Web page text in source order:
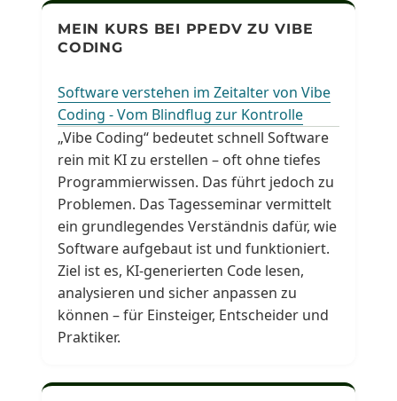
MEIN KURS BEI PPEDV ZU VIBE
CODING
Software verstehen im Zeitalter von Vibe
Coding - Vom Blindflug zur Kontrolle
„Vibe Coding“ bedeutet schnell Software
rein mit KI zu erstellen – oft ohne tiefes
Programmierwissen. Das führt jedoch zu
Problemen. Das Tagesseminar vermittelt
ein grundlegendes Verständnis dafür, wie
Software aufgebaut ist und funktioniert.
Ziel ist es, KI-generierten Code lesen,
analysieren und sicher anpassen zu
können – für Einsteiger, Entscheider und
Praktiker.